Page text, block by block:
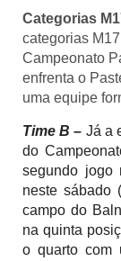
Categorias
categorias
Campeonato
enfrenta o
uma equipe
Time B – Já a
do
segundo jogo
neste sábado
campo do
na quinta
o quarto com